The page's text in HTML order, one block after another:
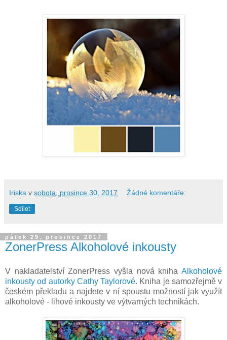
Iriska v sobota, prosince 30, 2017 Žádné komentáře:
Sdílet
pátek 29. prosince 2017
ZonerPress Alkoholové inkousty
V nakladatelství ZonerPress vyšla nová kniha Alkoholové
inkousty od autorky Cathy Taylorové. Kniha je samozřejmě v
českém překladu a najdete v ní spoustu možností jak využít
alkoholové - lihové inkousty ve výtvarných technikách.